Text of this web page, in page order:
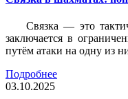
Связка — это
заключается в
путём атаки на одну из
Подробнее
03.10.2025